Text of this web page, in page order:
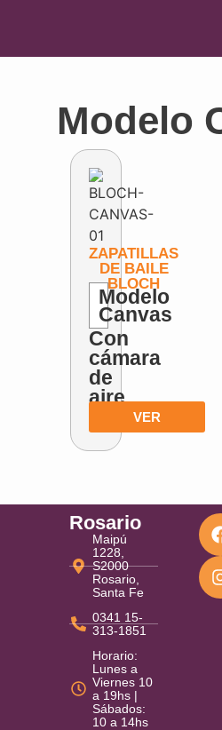
Modelo
ZAPATILLAS
DE BAILE
BLOCH
Modelo
Canvas
Con
cámara
de
aire
VER
Rosario
Maipú
1228,
S2000
Rosario,
Santa Fe
0341 15-
313-1851
Horario:
Lunes a
Viernes 10
a 19hs |
Sábados:
10 a 14hs